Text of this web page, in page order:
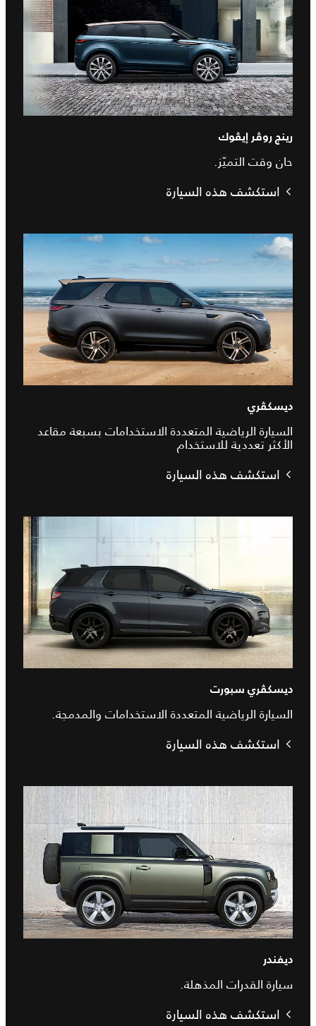
رينج روڤر إيڤوك
حان وقت التميّز.
استكشف هذه السيارة
ديسكڤري
السيارة الرياضية المتعددة الاستخدامات بسبعة مقاعد
الأكثر تعددية للاستخدام
استكشف هذه السيارة
ديسكڤري سبورت
السيارة الرياضية المتعددة الاستخدامات والمدمجة.
استكشف هذه السيارة
ديفندر
سيارة القدرات المذهلة.
استكشف هذه السيارة